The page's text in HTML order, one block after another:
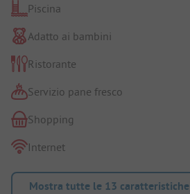
Piscina
Adatto ai bambini
Ristorante
Servizio pane fresco
Shopping
Internet
Mostra tutte le 13 caratteristiche